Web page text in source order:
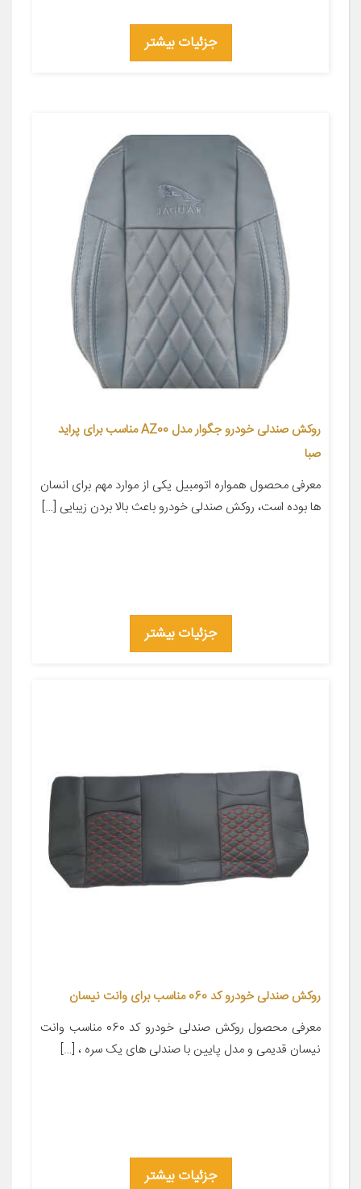
جزئیات بیشتر
روکش صندلی خودرو جگوار مدل AZ00 مناسب برای پراید
صبا
معرفی محصول همواره اتومبیل یکی از موارد مهم برای انسان
ها بوده است، روکش صندلی خودرو باعث بالا بردن زیبایی […]
جزئیات بیشتر
روکش صندلی خودرو کد 060 مناسب برای وانت نیسان
معرفی محصول روکش صندلی خودرو کد 060 مناسب وانت
نیسان قدیمی و مدل پایین با صندلی های یک سره ، […]
جزئیات بیشتر